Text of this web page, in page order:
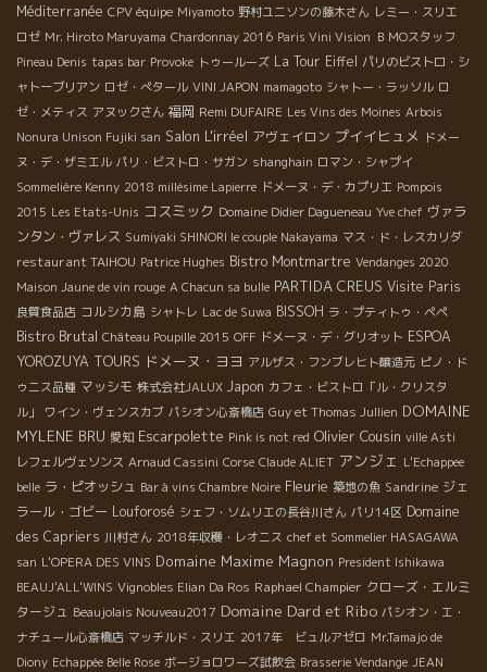
Méditerranée CPV équipe Miyamoto 野村ユニソンの藤木さん レミー・スリエ
ロゼ Mr. Hiroto Maruyama Chardonnay 2016 Paris Vini Vision ＢＭОスタッフ
Pineau Denis tapas bar Provoke トゥールーズ La Tour Eiffel パリのビストロ・シ
ャトーブリアン ロゼ・ぺタール VINI JAPON mamagoto シャトー・ラッソル ロ
ゼ・メティス アヌックさん 福岡 Remi DUFAIRE Les Vins des Moines Arbois
Nonura Unison Fujiki san Salon L'irréel アヴェイロン プイイヒュメ ドメー
ヌ・デ・ザミエル パリ・ビストロ・サガン shanghain ロマン・シャプイ
Sommelière Kenny 2018 millésime Lapierre ドメーヌ・デ・カプリエ Pompois
2015 Les Etats-Unis コスミック Domaine Didier Dagueneau Yve chef ヴァラ
ンタン・ヴァレス Sumiyaki SHINORI le couple Nakayama マス・ド・レスカリダ
restaurant TAIHOU Patrice Hughes Bistro Montmartre Vendanges 2020
Maison Jaune de vin rouge A Chacun sa bulle PARTIDA CREUS Visite Paris
良質食品店 コルシカ島 シャトレ Lac de Suwa BISSOH ラ・プティトゥ・ペペ
Bistro Brutal Château Poupille 2015 OFF ドメーヌ・デ・グリオット ESPOA
YOROZUYA TOURS ドメーヌ・ヨヨ アルザス・フンブレヒト醸造元 ピノ・ド
ゥニス品種 マッシモ 株式会社JALUX Japon カフェ・ビストロ「ル・クリスタ
ル」
ワイン・ヴェンスカブ パシオン心斎橋店 Guy et Thomas Jullien DOMAINE
MYLENE BRU 愛知 Escarpolette Pink is not red Olivier Cousin ville Asti
レフェルヴェソンス Arnaud Cassini Corse Claude ALIET アンジェ L'Echappee
belle ラ・ピオッシュ Bar à vins Chambre Noire Fleurie 築地の魚 Sandrine ジェ
ラール・ゴビー Louforosé シェフ・ソムリエの長谷川さん パリ14区 Domaine
des Capriers 川村さん 2018年収穫・レオニス chef et Sommelier HASAGAWA
san L'OPERA DES VINS Domaine Maxime Magnon President Ishikawa
BEAUJ'ALL'WINS Vignobles Elian Da Ros Raphael Champier クローズ・エルミ
タージュ Beaujolais Nouveau2017 Domaine Dard et Ribo パシオン・エ・
ナチュール心斎橋店 マッチルド・スリエ 2017年 ビュルアゼロ Mr.Tamajo de
Diony Echappée Belle Rose ボージョロワーズ試飲会 Brasserie Vendange JEAN